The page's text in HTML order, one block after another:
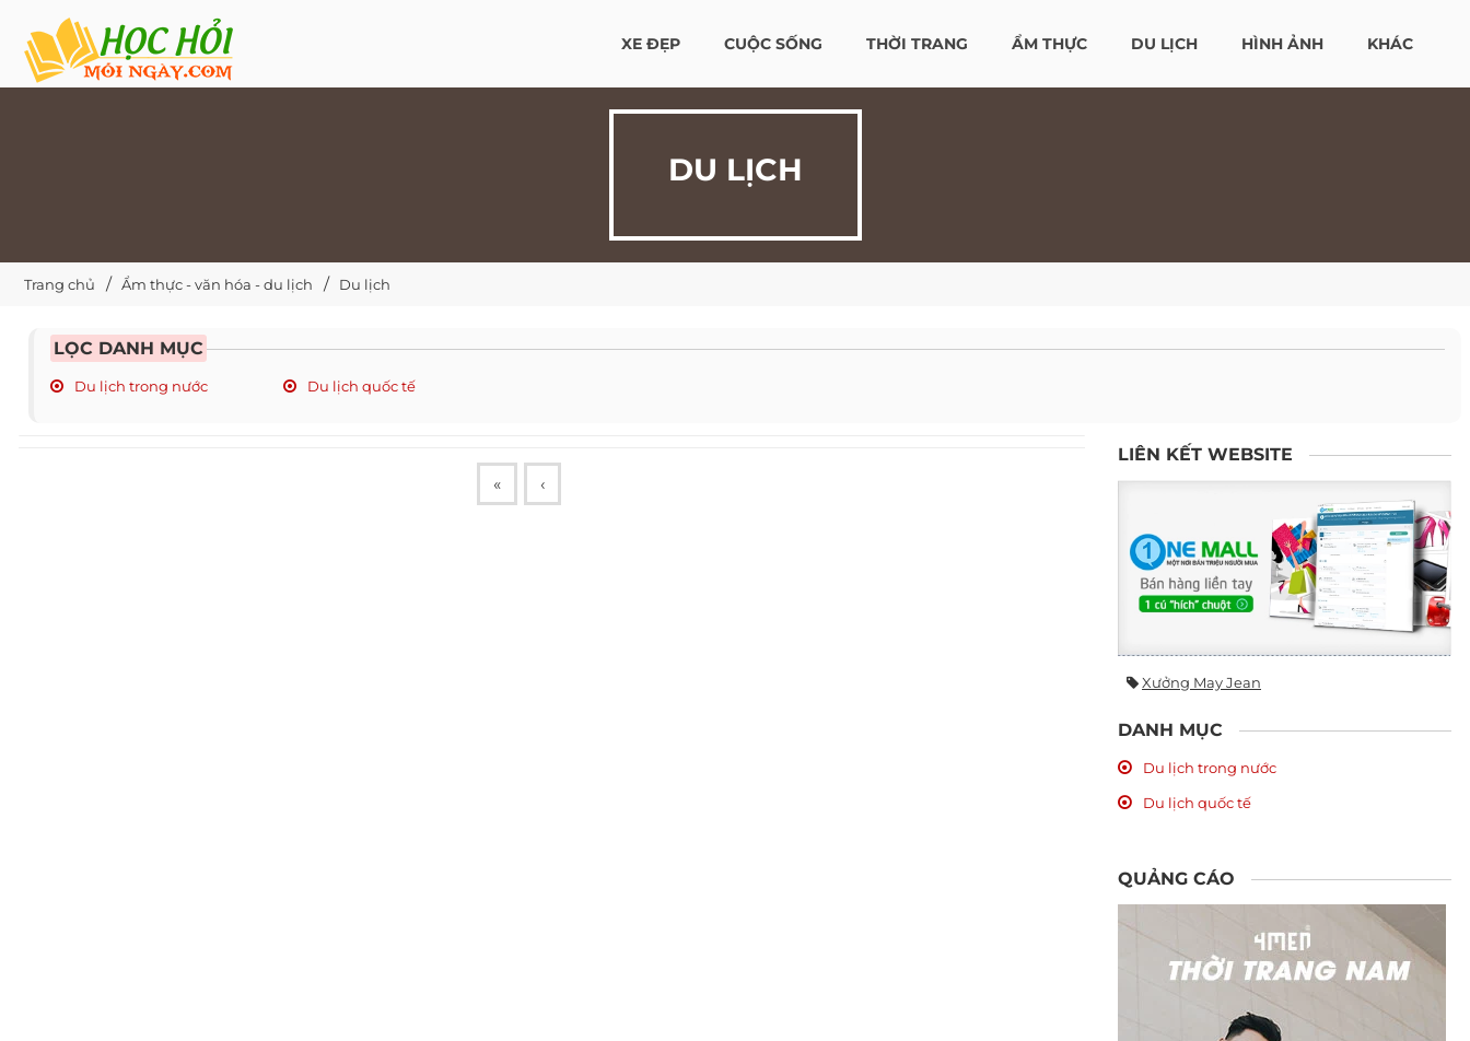
XE ĐẸP CUỘC SỐNG THỜI TRANG ẨM THỰC DU LỊCH HÌNH ẢNH KHÁC
DU LỊCH
Trang chủ Ẩm thực - văn hóa - du lịch Du lịch
LỌC DANH MỤC
Du lịch trong nước Du lịch quốc tế
« ‹
LIÊN KẾT WEBSITE
Xưởng May Jean
DANH MỤC
Du lịch trong nước
Du lịch quốc tế
QUẢNG CÁO